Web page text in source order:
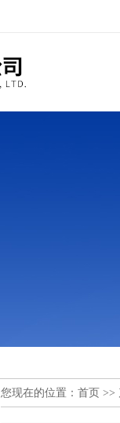
您现在的位置： 首页 >>